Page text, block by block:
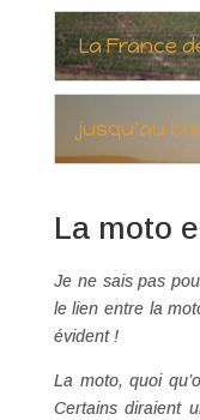
La France
jusqu'au
La moto
Je ne sais pas
le lien entre la
évident !
La moto, quoi
Certains diraient